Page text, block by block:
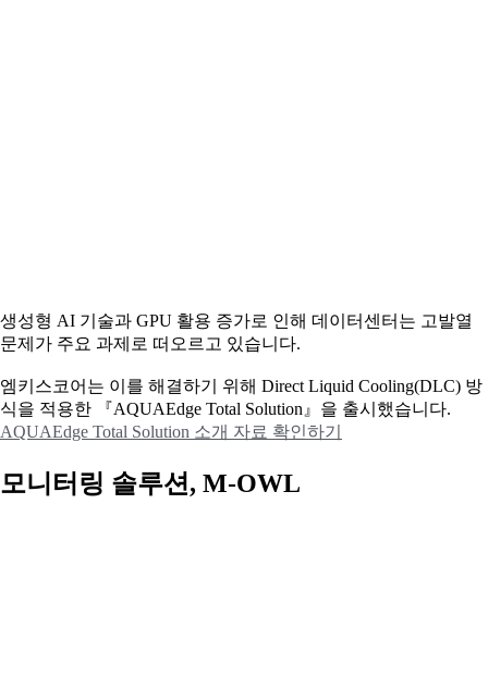
생성형 AI 기술과 GPU 활용 증가로 인해 데이터센터는 고발열
문제가 주요 과제로 떠오르고 있습니다.
엠키스코어는 이를 해결하기 위해 Direct Liquid Cooling(DLC) 방
식을 적용한 『AQUAEdge Total Solution』을 출시했습니다.
AQUAEdge Total Solution 소개 자료 확인하기
모니터링 솔루션, M-OWL